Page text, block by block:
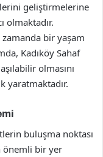
geliştirmelerine
olmaktadır.
bir yaşam
Kadıköy Sahaf
olmasını
yaratmaktadır.
buluşma noktası
önemli bir yer